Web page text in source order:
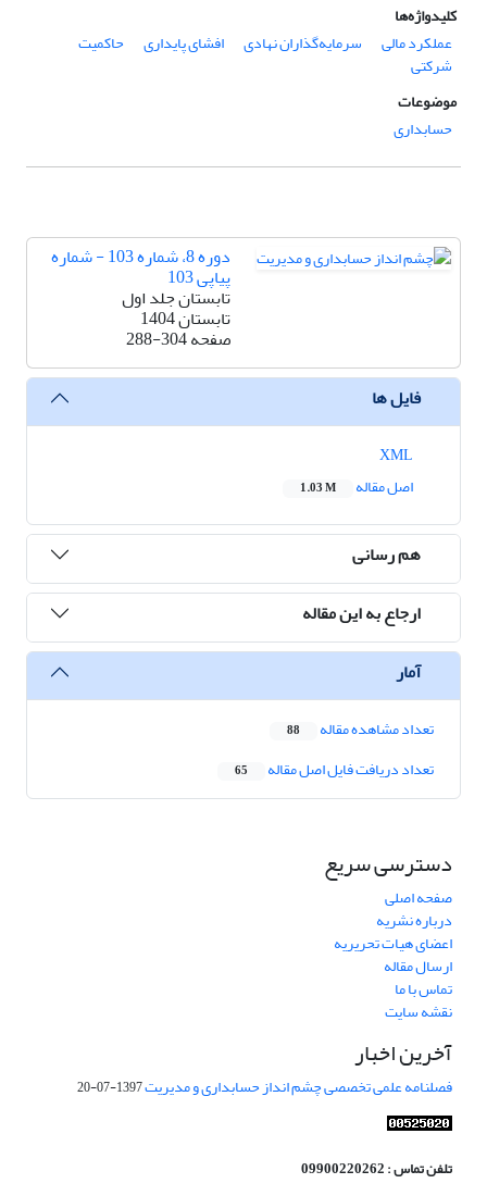
کلیدواژه‌ها
عملکرد مالی
سرمایه‌گذاران نهادی افشای پایداری حاکمیت
شرکتی
موضوعات
حسابداری
دوره 8، شماره 103 - شماره
پیاپی 103
تابستان جلد اول
تابستان 1404
صفحه288-304
فایل ها
اصل مقاله
1.03 M
هم رسانی
ارجاع به این مقاله
آمار
تعداد مشاهده مقاله 88
تعداد دریافت فایل اصل مقاله 65
دسترسی سریع
صفحه اصلی
درباره نشریه
اعضای هیات تحریریه
ارسال مقاله
تماس با ما
نقشه سایت
آخرین اخبار
فصلنامه علمی تخصصی چشم انداز حسابداری و مدیریت1397-07-20
تلفن تماس : 09900220262